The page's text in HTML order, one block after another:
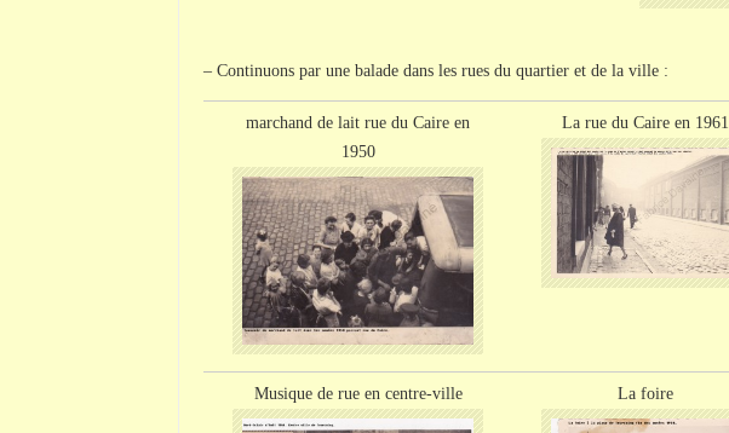
– Continuons par une balade dans les rues du quartier et de la ville :
marchand de lait rue du Caire en
1950
La rue du Caire en 1961
Musique de rue en centre-ville La foire